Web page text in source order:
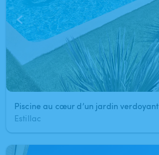
Piscine au cœur d’un jardin verdoyant
Estillac